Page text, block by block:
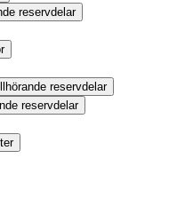
reservdelar
reservdelar
reservdelar